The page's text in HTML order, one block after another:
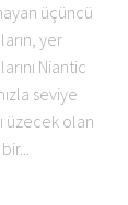
üçüncü
yer
Niantic
seviye
üzecek olan